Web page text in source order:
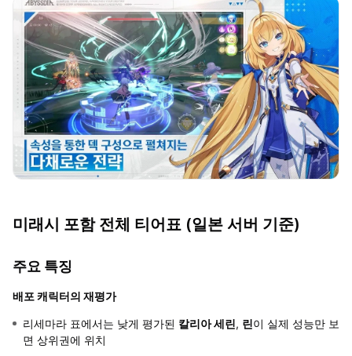
미래시 포함 전체 티어표 (일본 서버 기준)
주요 특징
배포 캐릭터의 재평가
리세마라 표에서는 낮게 평가된 칼리아 세린, 린이 실제 성능만 보
면 상위권에 위치